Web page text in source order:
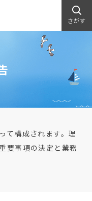
さがす
て構成されます。理
要事項の決定と業務